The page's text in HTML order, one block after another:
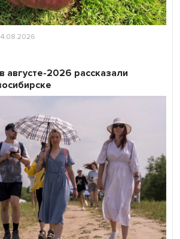
августе-2026 рассказали